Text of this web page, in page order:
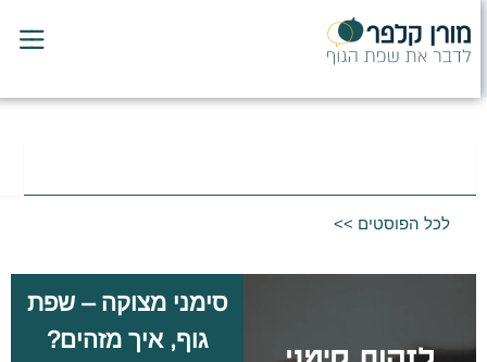
לכל הפוסטים >>
סימני מצוקה – שפת
גוף, איך מזהים?